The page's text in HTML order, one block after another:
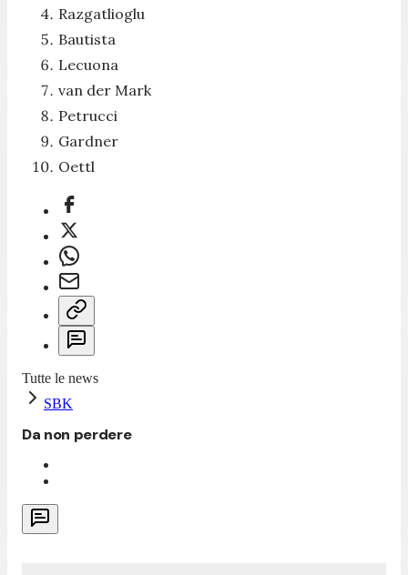
Razgatlioglu
Bautista
Lecuona
van der Mark
Petrucci
Gardner
Oettl
Tutte le news
SBK
Da non perdere